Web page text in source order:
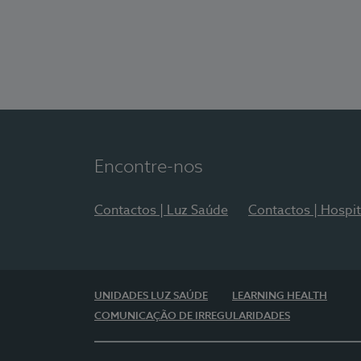
Encontre-nos
Contactos | Luz Saúde Contactos |
UNIDADES LUZ SAÚDE
LEARNING HEALTH
COMUNICAÇÃO DE IRREGULARIDADES